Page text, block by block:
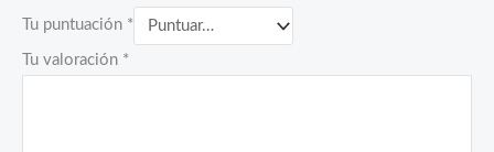
Tu puntuación *
Tu valoración *